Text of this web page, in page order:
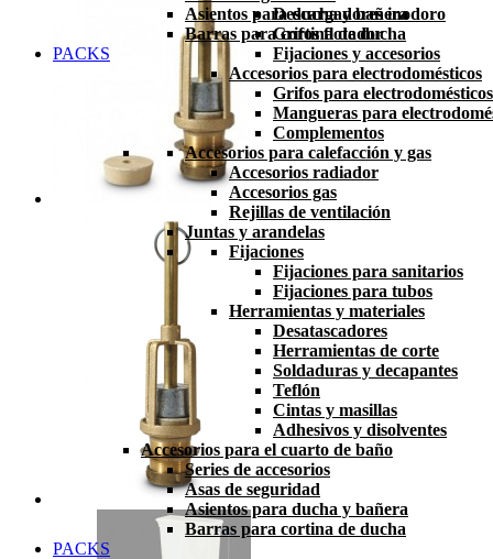
Descargadores inodoro
Grifos flotador
Fijaciones y accesorios
Accesorios para electrodomésticos
Grifos para electrodomésticos
Mangueras para
Complementos
Accesorios para calefacción y gas
Accesorios radiador
Accesorios gas
Rejillas de ventilación
Juntas y arandelas
Fijaciones
Fijaciones para sanitarios
Fijaciones para tubos
Herramientas y materiales
Desatascadores
Herramientas de corte
Soldaduras y decapantes
Teflón
Cintas y masillas
Adhesivos y disolventes
Accesorios para el cuarto de baño
Series de accesorios
Asas de seguridad
Asientos para ducha y bañera
Barras para cortina de ducha
PACKS
Asientos para ducha y bañera
Barras para cortina de ducha
PACKS